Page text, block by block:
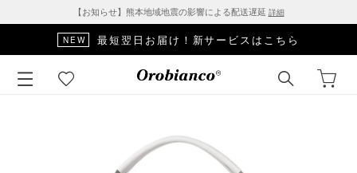
【お知らせ】熊本地域地震の影響による配送遅延 詳細
NEW 最短翌日お届け！新サービスはこちら